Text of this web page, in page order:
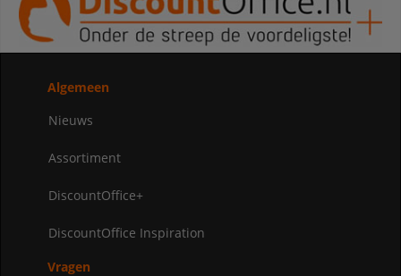
Algemeen
Nieuws
Assortiment
DiscountOffice+
DiscountOffice Inspiration
Vragen